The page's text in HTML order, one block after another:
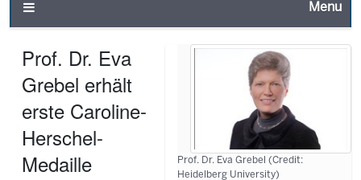
Toggle
Prof. Dr. Eva Grebel (Credit:
Heidelberg University)
Prof. Dr. Eva
Grebel erhält
erste Caroline-
Herschel-
Medaille